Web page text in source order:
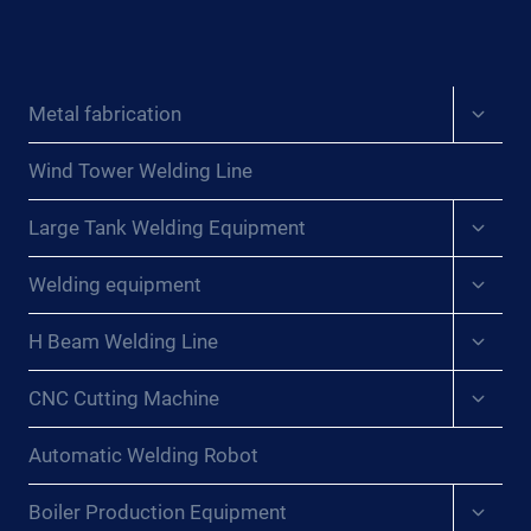
SOPLETE
DE
SOLDADURA{:}
{:DE}OPTIMIERUNG
DER
IE R
INES S
FR}OPTIMISATION DE
SO
RÔ
Metal fabrication
Wind Tower Welding Line
Large Tank Welding Equipment
Welding equipment
H Beam Welding Line
CNC Cutting Machine
Automatic Welding Robot
Boiler Production Equipment